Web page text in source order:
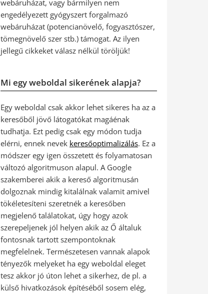
webáruházat, vagy bármilyen nem
engedélyezett gyógyszert forgalmazó
webáruházat (potencianövelő, fogyasztószer,
tömegnövelő szer stb.) támogat. Az ilyen
jellegű cikkeket válasz nélkül töröljük!
Mi egy weboldal sikerének alapja?
Egy weboldal csak akkor lehet sikeres ha az a
keresőből jövő látogatókat magáénak
tudhatja. Ezt pedig csak egy módon tudja
elérni, ennek nevek keresőoptimalizálás. Ez a
módszer egy igen összetett és folyamatosan
változó algoritmuson alapul. A Google
szakemberei akik a kereső algoritmusán
dolgoznak mindig kitalálnak valamit amivel
tökéletesíteni szeretnék a keresőben
megjelenő találatokat, úgy hogy azok
szerepeljenek jól helyen akik az Ő általuk
fontosnak tartott szempontoknak
megfelelnek. Természetesen vannak alapok
tényezők melyeket ha egy weboldal eleget
tesz akkor jó úton lehet a sikerhez, de pl. a
külső hivatkozások építéséből sosem elég,